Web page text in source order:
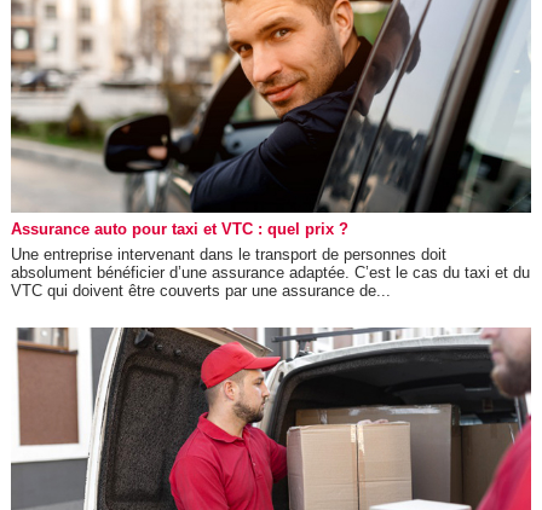
Assurance auto pour taxi et VTC : quel prix ?
Une entreprise intervenant dans le transport de personnes doit
absolument bénéficier d’une assurance adaptée. C’est le cas du taxi et du
VTC qui doivent être couverts par une assurance de...